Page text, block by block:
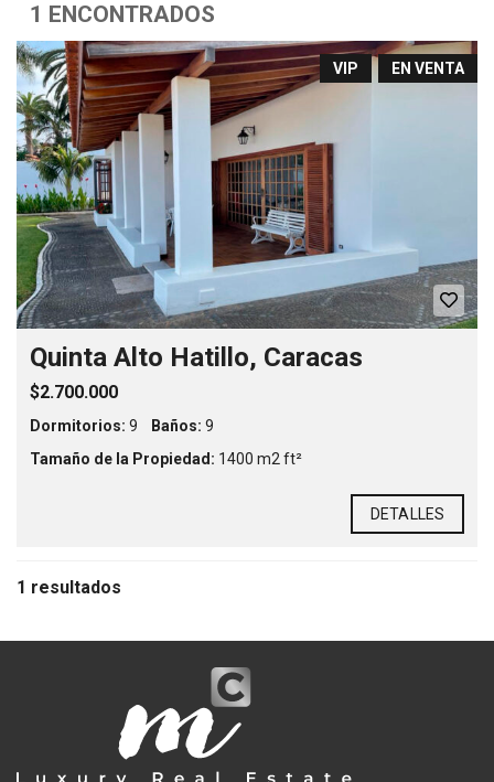
1 ENCONTRADOS
EN VENTA
VIP
Quinta Alto Hatillo, Caracas
$2.700.000
Dormitorios: 9 Baños: 9
Tamaño de la Propiedad: 1400 m2 ft²
DETALLES
1 resultados